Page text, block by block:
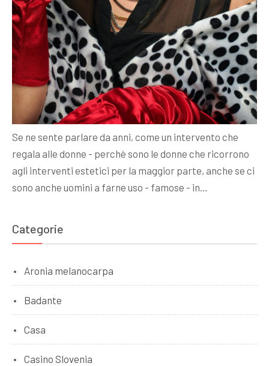
Se ne sente parlare da anni, come un intervento che
regala alle donne - perchè sono le donne che ricorrono
agli interventi estetici per la maggior parte, anche se ci
sono anche uomini a farne uso - famose - in…
Categorie
Aronia melanocarpa
Badante
Casa
Casino Slovenia